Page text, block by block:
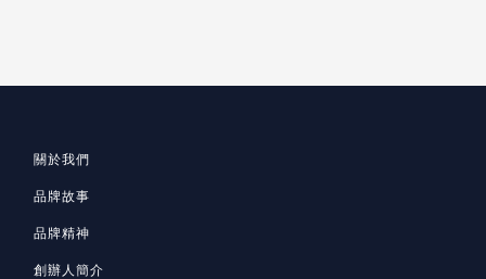
關於我們
品牌故事
品牌精神
創辦人簡介